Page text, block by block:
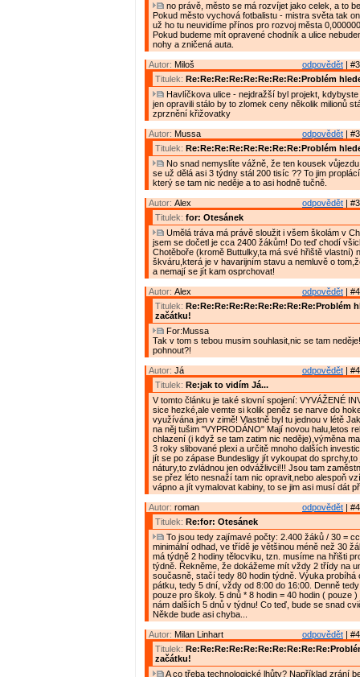
no právě, město se má rozvíjet jako celek, a to
Pokud město vychová fotbalistu - mistra světa tak
už ho tu neuvidíme přínos pro rozvoj města
Pokud budeme mít opravené chodník a ulice
nohy a zničená auta.
odpovědět |
Autor: Miloš
Titulek: Re:Re:Re:Re:Re:Re:Re:Re:Problém
Havlíčkova ulice - nejdražší byl projekt, kdybyste
jen opravili stálo by to zlomek ceny několik milionů
zprznění křižovatky
odpovědět |
Autor: Mussa
Titulek: Re:Re:Re:Re:Re:Re:Re:Re:Problém
No snad nemyslíte vážně, že ten kousek
se už dělá asi 3 týdny stál 200 tisíc ?? To jim
který se tam nic neděje a to asi hodně tučně.
odpovědět |
Autor: Alex
Titulek: for: Otesánek
Umělá tráva má právě sloužit i všem školám v
jsem se dočetl je cca 2400 žákům! Do teď chodí
Chotěboře (kromě Buttulky,ta má své hřiště vlastní)
škváru,která je v havarijním stavu a nemluvě o
a nemají se jít kam osprchovat!
odpovědět |
Autor: Alex
Titulek: Re:Re:Re:Re:Re:Re:Re:Re:Re:Problém
začátku!
For:Mussa
Tak v tom s tebou musim souhlasit,nic se tam
pohnout?!
odpovědět |
Autor: Já
Titulek: Re:jak to vidím Já...
V tomto článku je také slovní spojení: VYVÁŽENÉ
sice hezké,ale vemte si kolik peněz se narve do
využívána jen v zimě! Vlastně byl tu jednou v létě
na něj tušim "VYPRODÁNO" Mají novou halu,letos
chlazení (i když se tam zatim nic neděje),výměna
3 roky slibované plexi a určitě mnoho dalších
jít se po zápase Bundesligy jít vykoupat do sprchy,to
nátury,to zvládnou jen odvážlivci!!! Jsou tam
se přez léto nesnaží tam nic opravit,nebo alespoň
vápno a jít vymalovat kabiny, to se jim asi musí dát
odpovědět |
Autor: roman
Titulek: Re:for: Otesánek
To jsou tedy zajímavé počty: 2.400 žáků / 30 =
minimální odhad, ve třídě je většinou méně než 30
má týdně 2 hodiny tělocviku, tzn. musíme na hřišti
týdně. Řekněme, že dokážeme mít vždy 2 třídy na
současně, stačí tedy 80 hodin týdně. Výuka probíhá
pátku, tedy 5 dní, vždy od 8:00 do 16:00. Denně
pouze pro školy. 5 dnů * 8 hodin = 40 hodin ( pouze
nám dalších 5 dnů v týdnu! Co teď, bude se snad
Někde bude asi chyba...
odpovědět |
Autor: Milan Linhart
Titulek:
začátku!
A co třeba technologické lhůty? Například zrání